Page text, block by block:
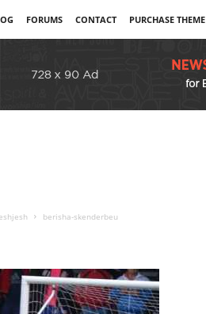
FORUMS CONTACT PURCHASE THEME
berisha-skenderbeu